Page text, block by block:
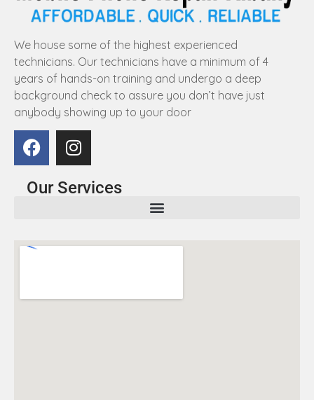
We house some of the highest experienced
technicians. Our technicians have a minimum of 4
years of hands-on training and undergo a deep
background check to assure you don’t have just
anybody showing up to your door
Our Services